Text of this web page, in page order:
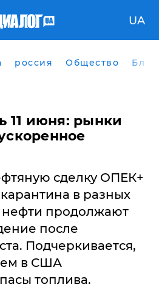
UA
россия Общество
11 июня: рынки
сделку ОПЕК+
в разных
нефти продолжают
после
Подчеркивается,
в США
топлива.